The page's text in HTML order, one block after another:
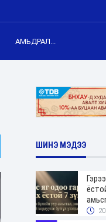
АМЬДРАЛ...
ШИНЭ МЭДЭЭ